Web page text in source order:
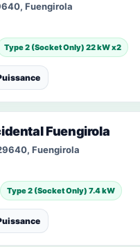
Fuengirola
Type 2 (Socket Only) 22 kW x2
Fuengirola
Fuengirola
Type 2 (Socket Only) 7.4 kW